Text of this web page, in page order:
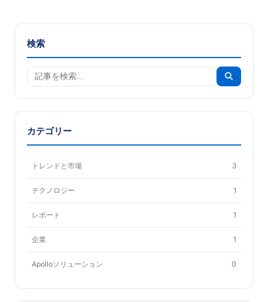
検索
カテゴリー
トレンドと市場 3
テクノロジー 1
レポート 1
企業 1
Apolloソリューション 0